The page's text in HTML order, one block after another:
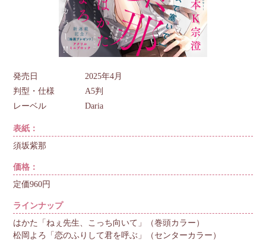
発売日
2025年4月
判型・仕様
A5判
レーベル
Daria
表紙：
須坂紫那
価格：
定価960円
ラインナップ
はかた「ねぇ先生、こっち向いて」（巻頭カラー）
松岡よろ「恋のふりして君を呼ぶ」（センターカラー）